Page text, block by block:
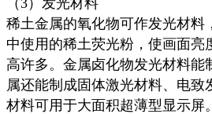
稀土金属的氧化物可作发光材料
中使用的稀土荧光粉，使画面亮
高许多。金属卤化物发光材料能
属还能制成固体激光材料、电致
材料可用于大面积超薄型显示屏。